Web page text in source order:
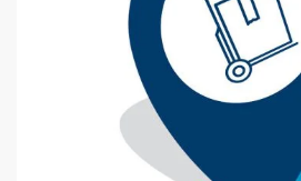
samenstellen